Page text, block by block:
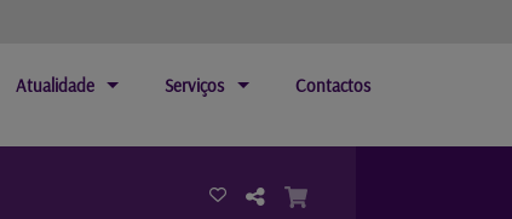
Atualidade Serviços Contactos